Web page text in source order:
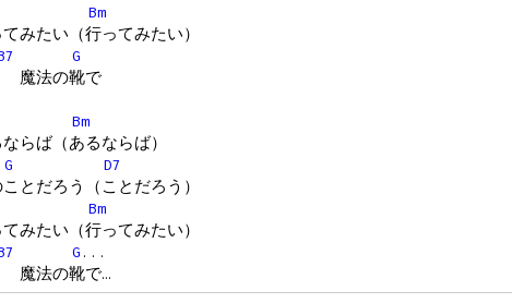
Bm
たい（行ってみたい）
G
魔法の靴で
Bm
ば（あるならば）
G
D7
だろう（ことだろう）
Bm
たい（行ってみたい）
G ...
魔法の靴で…